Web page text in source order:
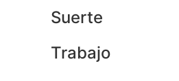
Suerte
Trabajo